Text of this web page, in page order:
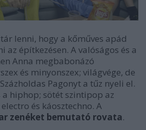
lenni, hogy a kőműves apád
építkezésen. A valóságos és a
Anna megbabonázó
és minyonszex; világvége, de
Pagonyt a tűz nyeli el.
a hiphop; sötét szintipop az
és káosztechno. A
zenéket bemutató rovata.